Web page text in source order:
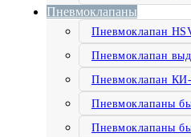
Пневмоклапаны
Пневмоклапан
Пневмоклапан
Пневмоклапан
Пневмоклапаны
Пневмоклапаны